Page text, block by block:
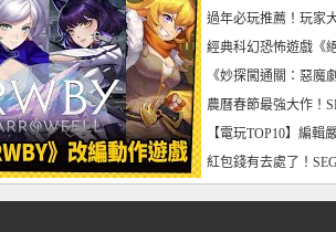
曝光_電玩宅速配
過年必玩推薦！玩家
宅速配20230126
經典科幻恐怖遊戲《
懼體驗-電玩宅速配
《妙探闖通關：惡
到!!-電玩宅速配
農曆春節最強大作！
電玩宅速配20230123
【電玩TOP10】編
了，封面圖直接雷你
紅包錢有去處了！
宅速配20230119